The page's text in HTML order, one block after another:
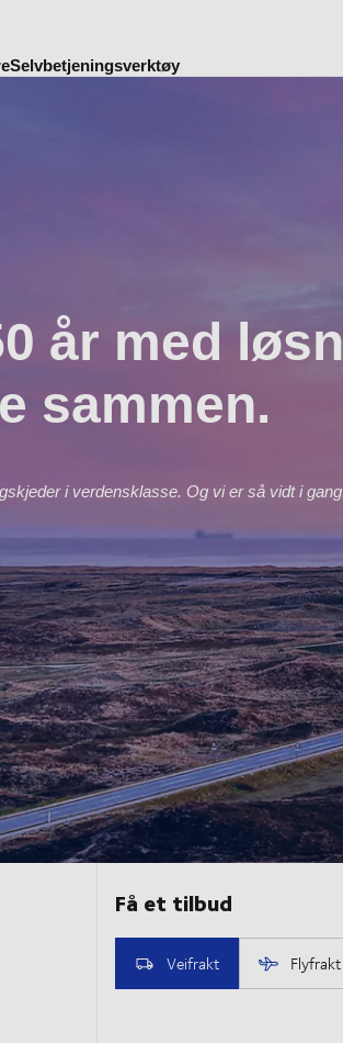
Selvbetjeningsverktøy
år med
sammen.
i verdensklasse. Og vi er så vidt i